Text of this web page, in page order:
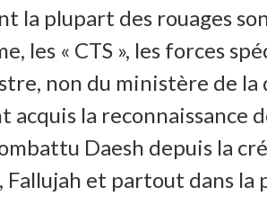
la plupart des rouages
les « CTS », les forces
non du ministère de
acquis la reconnaissance
Daesh depuis la
et partout dans la